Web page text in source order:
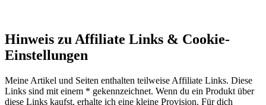
Hinweis zu Affiliate Links & Cookie-
Einstellungen
Meine Artikel und Seiten enthalten teilweise Affiliate Links. Diese
Links sind mit einem * gekennzeichnet. Wenn du ein Produkt über
diese Links kaufst, erhalte ich eine kleine Provision. Für dich